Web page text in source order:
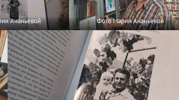
Ананьевой Фото Марии Ананьевой